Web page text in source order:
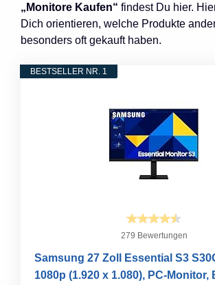
„Monitore Kaufen“ findest Du hier.
Dich orientieren, welche Produkte
besonders oft gekauft haben.
BESTSELLER NR. 1
279 Bewertungen
Samsung 27 Zoll Essential S3
1080p (1.920 x 1.080), PC-